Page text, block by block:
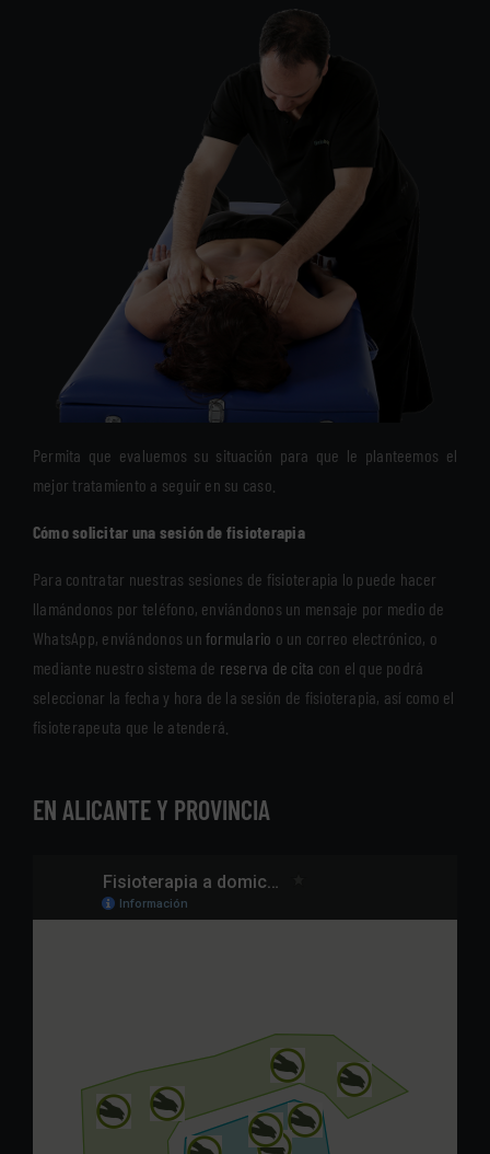
Permita que evaluemos su situación para que le planteemos el
mejor tratamiento a seguir en su caso.
Cómo solicitar una sesión de fisioterapia
Para contratar nuestras sesiones de fisioterapia lo puede hacer
llamándonos por teléfono, enviándonos un mensaje por medio de
WhatsApp, enviándonos un formulario o un correo electrónico, o
mediante nuestro sistema de reserva de cita con el que podrá
seleccionar la fecha y hora de la sesión de fisioterapia, así como el
fisioterapeuta que le atenderá.
EN ALICANTE Y PROVINCIA